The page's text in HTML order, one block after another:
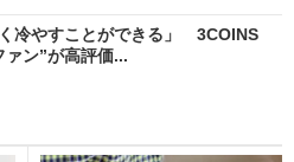
く冷やすことができる」 3COINS
ン”が高評価...